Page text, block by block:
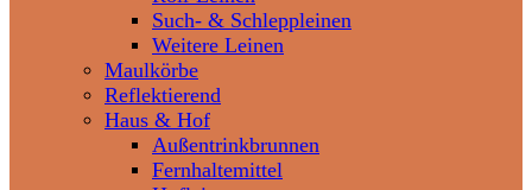
Such- & Schleppleinen
Weitere Leinen
Maulkörbe
Reflektierend
Haus & Hof
Außentrinkbrunnen
Fernhaltemittel